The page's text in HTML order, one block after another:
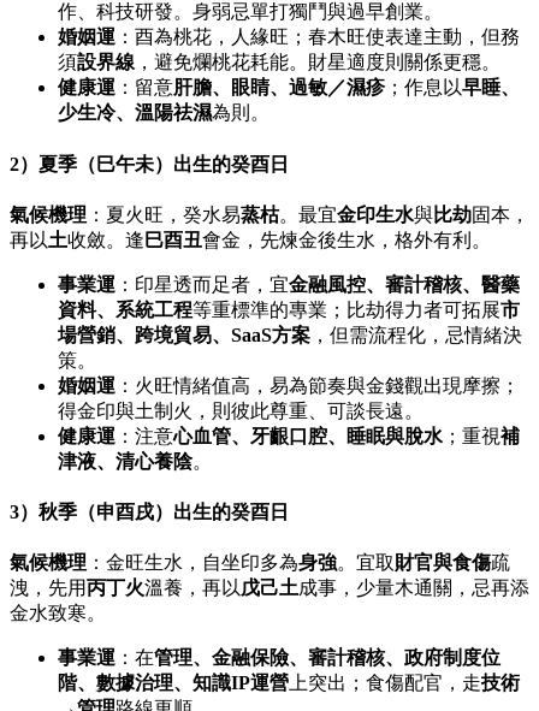
作、科技研發。身弱忌單打獨鬥與過早創業。
婚姻運 ：酉為桃花，人緣旺；春木旺使表達主動，但務
須設界線 ，避免爛桃花耗能。財星適度則關係更穩。
健康運 ：留意肝膽、眼睛、過敏／濕疹；作息以早睡、
少生冷、溫陽祛濕為則。
2）夏季（巳午未）出生的癸酉日
氣候機理 ：夏火旺，癸水易蒸枯。最宜金印生水與比劫固本，
再以土收斂。逢 巳酉丑會金，先煉金後生水，格外有利。
事業運 ：印星透而足者，宜金融風控、審計稽核、醫藥
資料、系統工程等重標準的專業；比劫得力者可拓展市
場營銷、跨境貿易、SaaS方案 ，但需流程化，忌情緒決
策。
婚姻運 ：火旺情緒值高，易為節奏與金錢觀出現摩擦；
得金印與土制火，則彼此尊重、可談長遠。
健康運 ：注意心血管、牙齦口腔、睡眠與脫水 ；重視補
津液、清心養陰。
3）秋季（申酉戌）出生的癸酉日
氣候機理 ：金旺生水，自坐印多為身強。宜取財官與食傷疏
洩，先用丙丁火溫養，再以 戊己土成事，少量木通關，忌再添
金水致寒。
事業運 ：在管理、金融保險、審計稽核、政府制度位
階、數據治理、知識IP運營 上突出；食傷配官，走技術